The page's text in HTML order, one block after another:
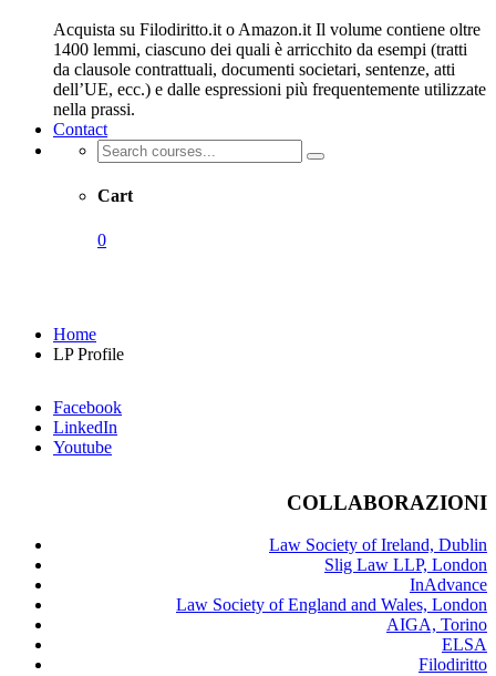
Acquista su Filodiritto.it o Amazon.it Il volume contiene oltre
1400 lemmi, ciascuno dei quali è arricchito da esempi (tratti
da clausole contrattuali, documenti societari, sentenze, atti
dell’UE, ecc.) e dalle espressioni più frequentemente utilizzate
nella prassi.
Contact
Cart
0
Home
LP Profile
Facebook
LinkedIn
Youtube
COLLABORAZIONI
Law Society of Ireland, Dublin
Slig Law LLP, London
InAdvance
Law Society of England and Wales, London
AIGA, Torino
ELSA
Filodiritto